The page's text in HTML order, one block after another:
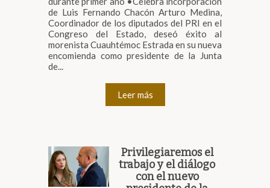
de Luis Fernando Chacón Arturo Medina,
Coordinador de los diputados del PRI en el
Congreso del Estado, deseó éxito al
morenista Cuauhtémoc Estrada en su nueva
encomienda como presidente de la Junta
de...
Leer más
Privilegiaremos el
trabajo y el diálogo
con el nuevo